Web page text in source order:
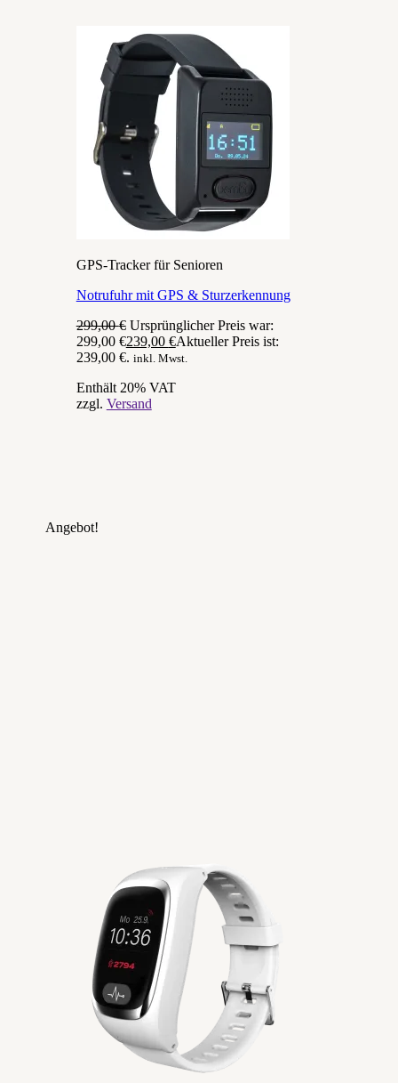
GPS-Tracker für Senioren
Notrufuhr mit GPS & Sturzerkennung
299,00€ Ursprünglicher Preis war:
299,00 €239,00 €Aktueller Preis ist:
239,00 €. inkl. Mwst.
Enthält 20% VAT
zzgl. Versand
Angebot!